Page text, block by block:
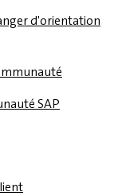
d'orientation
SAP